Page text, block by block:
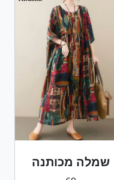
שמלה מכותנה